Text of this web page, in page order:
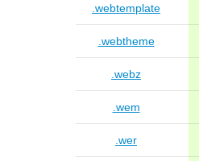
.webtemplate
.webtheme
.webz
.wem
.wer